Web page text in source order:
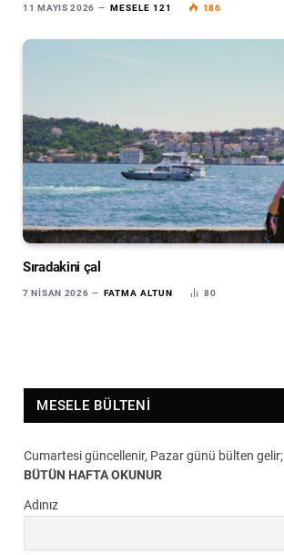
11 MAYIS 2026 MESELE 121 186
Sıradakini çal
7 NISAN 2026 FATMA ALTUN 80
MESELE BÜLTENI
Cumartesi güncellenir, Pazar günü bülten gelir;
BÜTÜN HAFTA OKUNUR
Adınız